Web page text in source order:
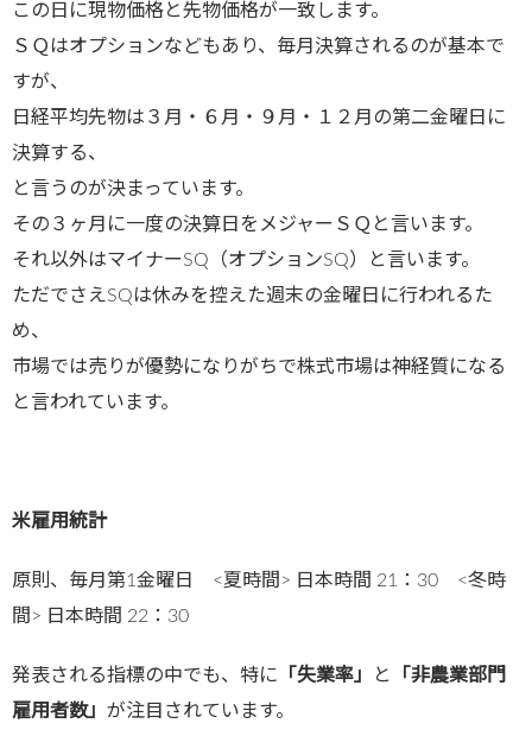
この日に現物価格と先物価格が一致します。
ＳＱはオプションなどもあり、毎月決算されるのが基本で
すが、
日経平均先物は３月・６月・９月・１２月の第二金曜日に
決算する、
と言うのが決まっています。
その３ヶ月に一度の決算日をメジャーＳＱと言います。
それ以外はマイナーSQ（オプションSQ）と言います。
ただでさえSQは休みを控えた週末の金曜日に行われるた
め、
市場では売りが優勢になりがちで株式市場は神経質になる
と言われています。
米雇用統計
原則、毎月第1金曜日 <夏時間> 日本時間 21：30 <冬時
間> 日本時間 22：30
発表される指標の中でも、特に 「失業率」 と
「非農業部門
雇用者数」 が注目されています。